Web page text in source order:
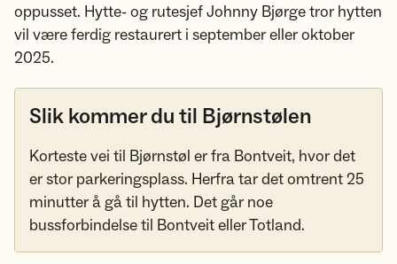
oppusset. Hytte- og rutesjef Johnny Bjørge tror hytten
vil være ferdig restaurert i september eller oktober
2025.
Slik kommer du til Bjørnstølen
Korteste vei til Bjørnstøl er fra Bontveit, hvor det
er stor parkeringsplass. Herfra tar det omtrent 25
minutter å gå til hytten. Det går noe
bussforbindelse til Bontveit eller Totland.